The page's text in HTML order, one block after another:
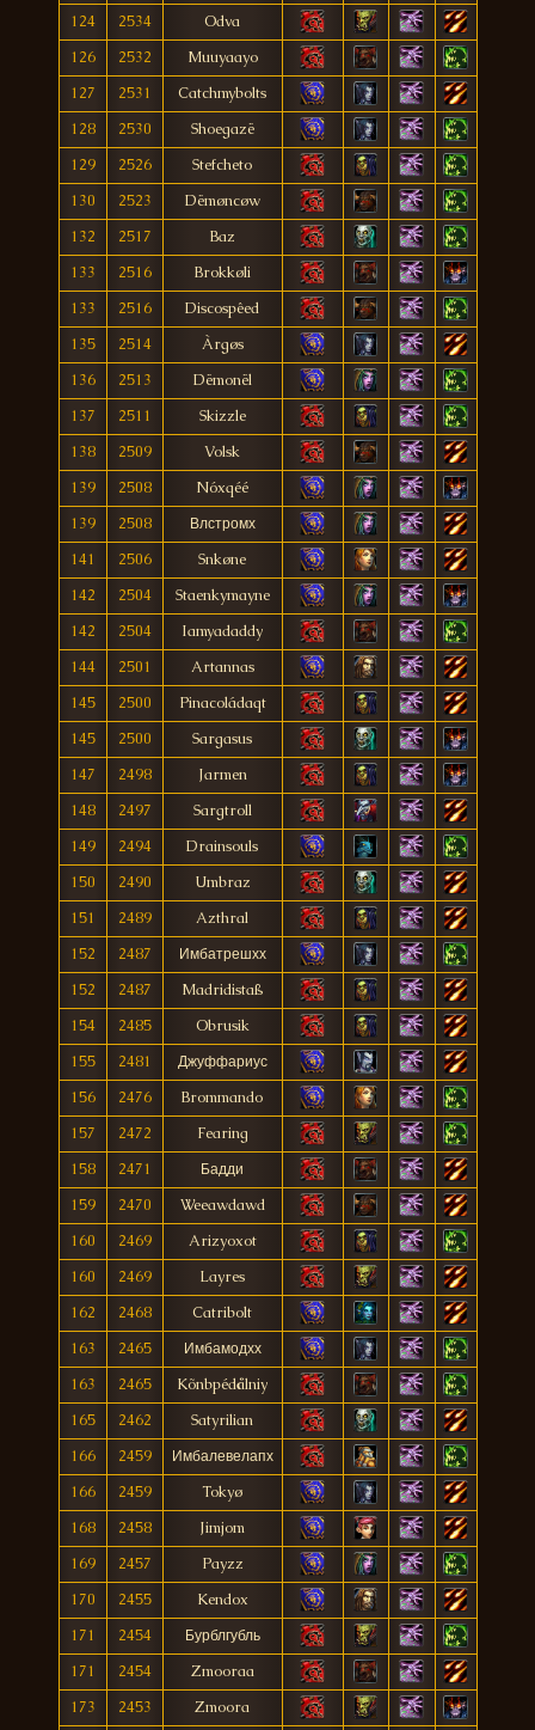
124
2534
Odva
126
2532
Muuyaayo
127
2531
Catchmybolts
128
2530
Shoegazë
129
2526
Stefcheto
130
2523
Dëmøncøw
132
2517
Baz
133
2516
Brokkøli
133
2516
Discospêed
135
2514
Àrgøs
136
2513
Dëmonël
137
2511
Skizzle
138
2509
Volsk
139
2508
Nóxqéé
139
2508
Влстромх
141
2506
Snkøne
142
2504
Staenkymayne
142
2504
Iamyadaddy
144
2501
Artannas
145
2500
Pinacoládaqt
145
2500
Sargasus
147
2498
Jarmen
148
2497
Sargtroll
149
2494
Drainsouls
150
2490
Umbraz
151
2489
Azthral
152
2487
Имбатрешхх
152
2487
Madridistaß
154
2485
Obrusik
155
2481
Джуффариус
156
2476
Brommando
157
2472
Fearing
158
2471
Бадди
159
2470
Weeawdawd
160
2469
Arizyoxot
160
2469
Layres
162
2468
Catribolt
163
2465
Имбамодхх
163
2465
Kõnbpédålniy
165
2462
Satyrilian
166
2459
Имбалевелапх
166
2459
Tokyø
168
2458
Jimjom
169
2457
Payzz
170
2455
Kendox
171
2454
Бурблгубль
171
2454
Zmooraa
173
2453
Zmoora